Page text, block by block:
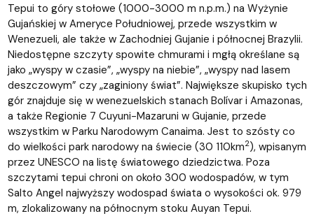
Tepui to góry stołowe (1000-3000 m n.p.m.) na Wyżynie
Gujańskiej w Ameryce Południowej, przede wszystkim w
Wenezueli, ale także w Zachodniej Gujanie i północnej Brazylii.
Niedostępne szczyty spowite chmurami i mgłą określane są
jako „wyspy w czasie”, „wyspy na niebie”, „wyspy nad lasem
deszczowym” czy „zaginiony świat”. Największe skupisko tych
gór znajduje się w wenezuelskich stanach Bolívar i Amazonas,
a także Regionie 7 Cuyuni-Mazaruni w Gujanie, przede
wszystkim w Parku Narodowym Canaima. Jest to szósty co
do wielkości park narodowy na świecie (30 110km2), wpisanym
przez UNESCO na listę światowego dziedzictwa. Poza
szczytami tepui chroni on około 300 wodospadów, w tym
Salto Angel najwyższy wodospad świata o wysokości ok. 979
m, zlokalizowany na północnym stoku Auyan Tepui.